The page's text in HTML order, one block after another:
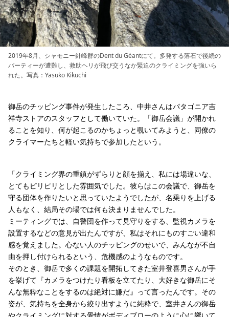
2019年8月、シャモニー針峰群のDent du Géantにて。多発する落石で後続の
パーティーが遭難し、救助ヘリが飛び交うなか緊迫のクライミングを強いら
れた。写真：Yasuko Kikuchi
御岳のチッピング事件が発生したころ、中井さんはパタゴニア吉
祥寺ストアのスタッフとして働いていた。「御岳会議」が開かれ
ることを知り、何が起こるのかちょっと覗いてみようと、同僚の
クライマーたちと軽い気持ちで参加したという。
「クライミング界の重鎮がずらりと顔を揃え、私には場違いな、
とてもピリピリとした雰囲気でした。彼らはこの会議で、御岳を
守る団体を作りたいと思っていたようでしたが、名乗りを上げる
人もなく、結局その場では何も決まりませんでした。
ミーティングでは、自警団を作って見守りをする、監視カメラを
設置するなどの意見が出たんですが、私はそれにものすごい違和
感を覚えました。心ない人のチッピングのせいで、みんなが不自
由を押し付けられるという、危機感のようなものです。
そのとき、御岳で多くの課題を開拓してきた室井登喜男さんが手
を挙げて『カメラをつけたり看板を立てたり、大好きな御岳にそ
んな無粋なことをするのは絶対に嫌だ』って言ったんです。その
姿が、気持ちを全身から絞り出すように純粋で、室井さんの御岳